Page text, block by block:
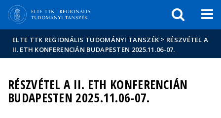
Események
ELTE a
sajtóban
ELTE TTK REGIONÁLIS TUDOMÁNYI TANSZÉK > RÉSZVÉTEL A
II. ETH KONFERENCIÁN BUDAPESTEN 2025.11.06-07.
RÉSZVÉTEL A II. ETH KONFERENCIÁN
BUDAPESTEN 2025.11.06-07.